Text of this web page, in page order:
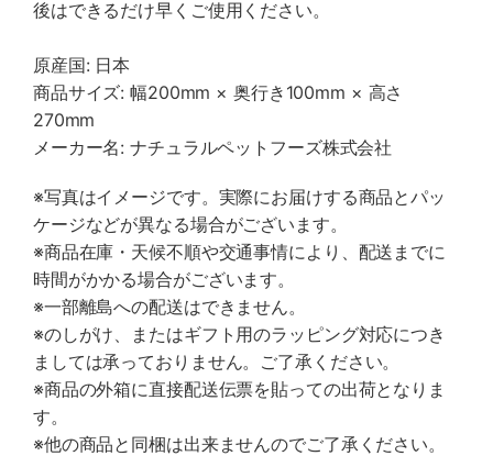
後はできるだけ早くご使用ください。
原産国: 日本
商品サイズ: 幅200mm × 奥行き100mm × 高さ
270mm
メーカー名: ナチュラルペットフーズ株式会社
※写真はイメージです。実際にお届けする商品とパッ
ケージなどが異なる場合がございます。
※商品在庫・天候不順や交通事情により、配送までに
時間がかかる場合がございます。
※一部離島への配送はできません。
※のしがけ、またはギフト用のラッピング対応につき
ましては承っておりません。ご了承ください。
※商品の外箱に直接配送伝票を貼っての出荷となりま
す。
※他の商品と同梱は出来ませんのでご了承ください。